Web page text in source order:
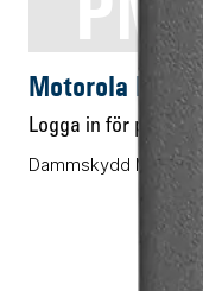
Motorola
Logga in för pris
Dammskydd